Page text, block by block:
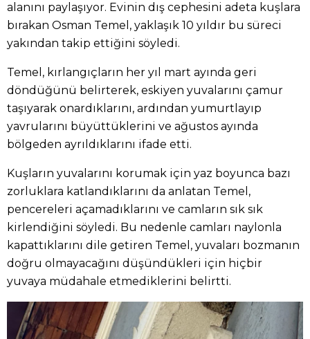
alanını paylaşıyor. Evinin dış cephesini adeta kuşlara
bırakan Osman Temel, yaklaşık 10 yıldır bu süreci
yakından takip ettiğini söyledi.
Temel, kırlangıçların her yıl mart ayında geri
döndüğünü belirterek, eskiyen yuvalarını çamur
taşıyarak onardıklarını, ardından yumurtlayıp
yavrularını büyüttüklerini ve ağustos ayında
bölgeden ayrıldıklarını ifade etti.
Kuşların yuvalarını korumak için yaz boyunca bazı
zorluklara katlandıklarını da anlatan Temel,
pencereleri açamadıklarını ve camların sık sık
kirlendiğini söyledi. Bu nedenle camları naylonla
kapattıklarını dile getiren Temel, yuvaları bozmanın
doğru olmayacağını düşündükleri için hiçbir
yuvaya müdahale etmediklerini belirtti.